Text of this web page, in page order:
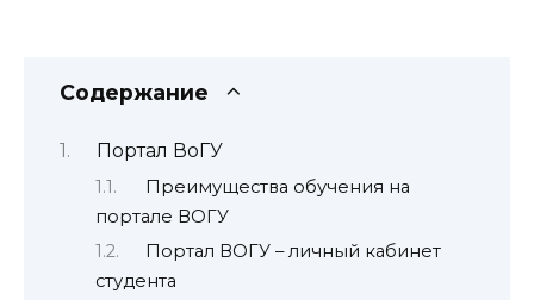
Содержание
Портал ВоГУ
Преимущества обучения на
портале ВОГУ
Портал ВОГУ – личный кабинет
студента